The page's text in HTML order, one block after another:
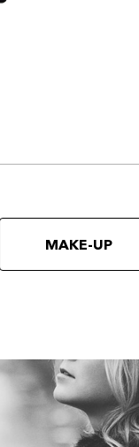
MAKE-UP